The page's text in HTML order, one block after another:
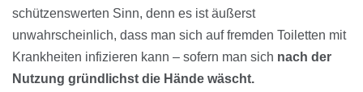
schützenswerten Sinn, denn es ist äußerst
unwahrscheinlich, dass man sich auf fremden Toiletten mit
Krankheiten infizieren kann – sofern man sich nach der
Nutzung gründlichst die Hände wäscht.